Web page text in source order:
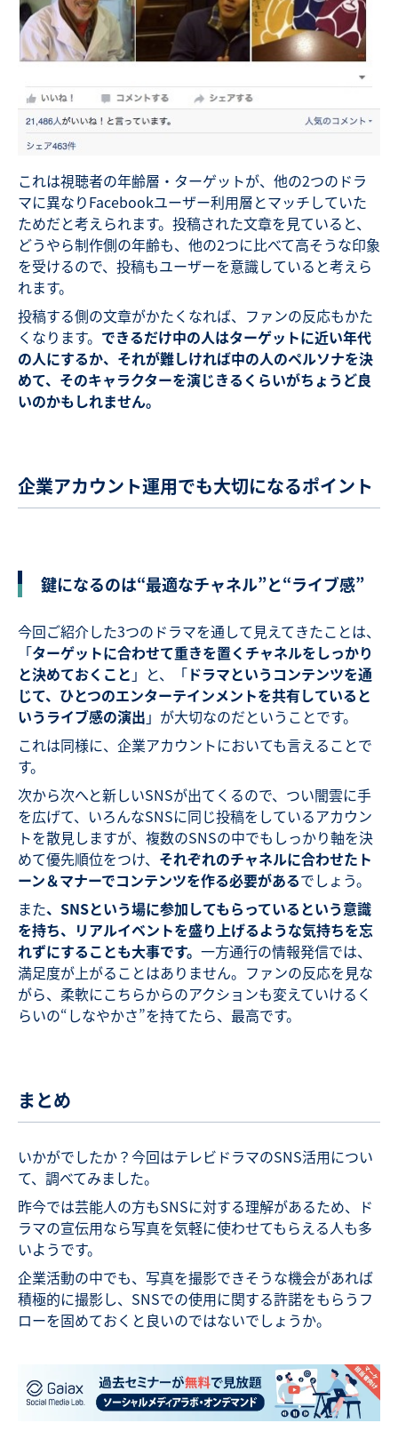
これは視聴者の年齢層・ターゲットが、他の2つのドラ
マに異なりFacebookユーザー利用層とマッチしていた
ためだと考えられます。投稿された文章を見ていると、
どうやら制作側の年齢も、他の2つに比べて高そうな印象
を受けるので、投稿もユーザーを意識していると考えら
れます。
投稿する側の文章がかたくなれば、ファンの反応もかた
くなります。 できるだけ中の人はターゲットに近い年代
の人にするか、それが難しければ中の人のペルソナを決
めて、そのキャラクターを演じきるくらいがちょうど良
いのかもしれません。
企業アカウント運用でも大切になるポイント
鍵になるのは“最適なチャネル”と“ライブ感”
今回ご紹介した3つのドラマを通して見えてきたことは、
「ターゲットに合わせて重きを置くチャネルをしっかり
と決めておくこと 」と、「ドラマというコンテンツを通
じて、ひとつのエンターテインメントを共有していると
いうライブ感の演出 」が大切なのだということです。
これは同様に、企業アカウントにおいても言えることで
す。
次から次へと新しいSNSが出てくるので、つい闇雲に手
を広げて、いろんなSNSに同じ投稿をしているアカウン
トを散見しますが、複数のSNSの中でもしっかり軸を決
めて優先順位をつけ、 それぞれのチャネルに合わせたト
ーン＆マナーでコンテンツを作る必要があるでしょう。
また、SNSという場に参加してもらっているという意識
を持ち、リアルイベントを盛り上げるような気持ちを忘
れずにすることも大事です。 一方通行の情報発信では、
満足度が上がることはありません。ファンの反応を見な
がら、柔軟にこちらからのアクションも変えていけるく
らいの“しなやかさ”を持てたら、最高です。
まとめ
いかがでしたか？今回はテレビドラマのSNS活用につい
て、調べてみました。
昨今では芸能人の方もSNSに対する理解があるため、ド
ラマの宣伝用なら写真を気軽に使わせてもらえる人も多
いようです。
企業活動の中でも、写真を撮影できそうな機会があれば
積極的に撮影し、SNSでの使用に関する許諾をもらうフ
ローを固めておくと良いのではないでしょうか。